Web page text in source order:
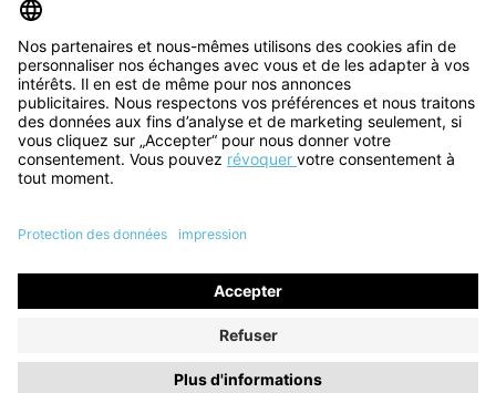
Révoquer un contrat
Informations
Aide & Contact
Tous les prix incluent la TVA plus les
éventuels frais de livraison, sauf indication contraire.